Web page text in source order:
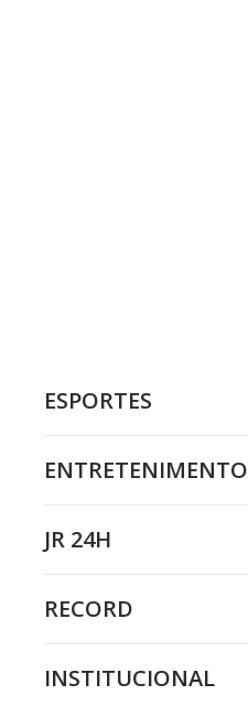
ESPORTES
ENTRETENIMENTO
JR 24H
RECORD
INSTITUCIONAL